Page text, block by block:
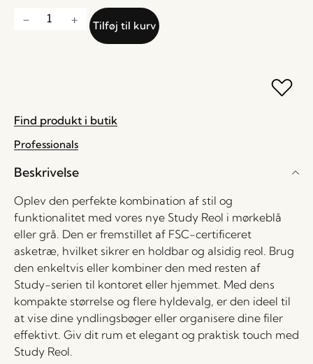
Tilføj til kurv
Find produkt i butik
Professionals
Beskrivelse
Oplev den perfekte kombination af stil og
funktionalitet med vores nye Study Reol i mørkeblå
eller grå. Den er fremstillet af FSC-certificeret
asketræ, hvilket sikrer en holdbar og alsidig reol. Brug
den enkeltvis eller kombiner den med resten af
Study-serien til kontoret eller hjemmet. Med dens
kompakte størrelse og flere hyldevalg, er den ideel til
at vise dine yndlingsbøger eller organisere dine filer
effektivt. Giv dit rum et elegant og praktisk touch med
Study Reol.